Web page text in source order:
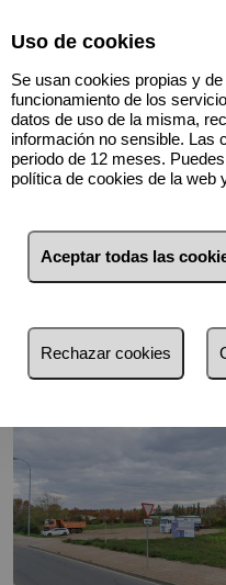
Volver
Uso de cookies
Se usan cookies propias y
funcionamiento de los
datos de uso de la misma,
información no sensible. Las
periodo de 12 meses.
política de cookies de la web
Aceptar todas las
Rechazar cookies